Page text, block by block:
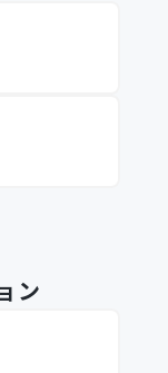
ン